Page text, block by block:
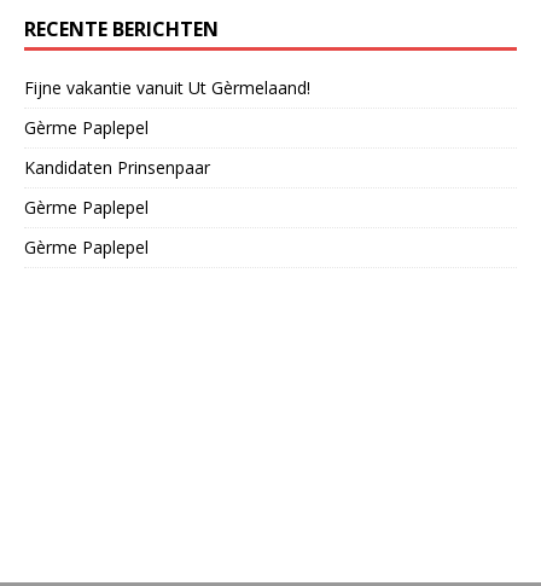
RECENTE BERICHTEN
Fijne vakantie vanuit Ut Gèrmelaand!
Gèrme Paplepel
Kandidaten Prinsenpaar
Gèrme Paplepel
Gèrme Paplepel